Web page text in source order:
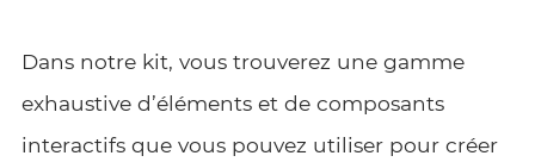
Dans notre kit, vous trouverez une gamme
exhaustive d’éléments et de composants
interactifs que vous pouvez utiliser pour créer